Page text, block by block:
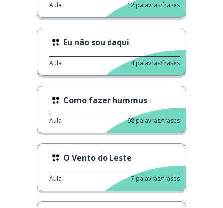
Aula 12 palavras/frases
Eu não sou daqui
Aula 4 palavras/frases
Como fazer hummus
Aula 98 palavras/frases
O Vento do Leste
Aula 7 palavras/frases